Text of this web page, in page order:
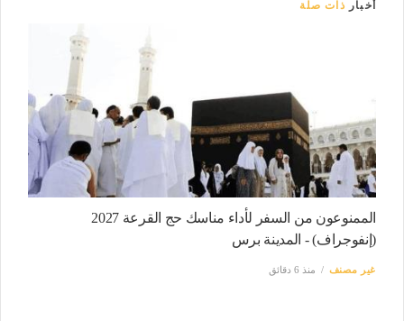
أخبار ذات صلة
الممنوعون من السفر لأداء مناسك حج القرعة 2027
(إنفوجراف) - المدينة برس
غير مصنف منذ 6 دقائق